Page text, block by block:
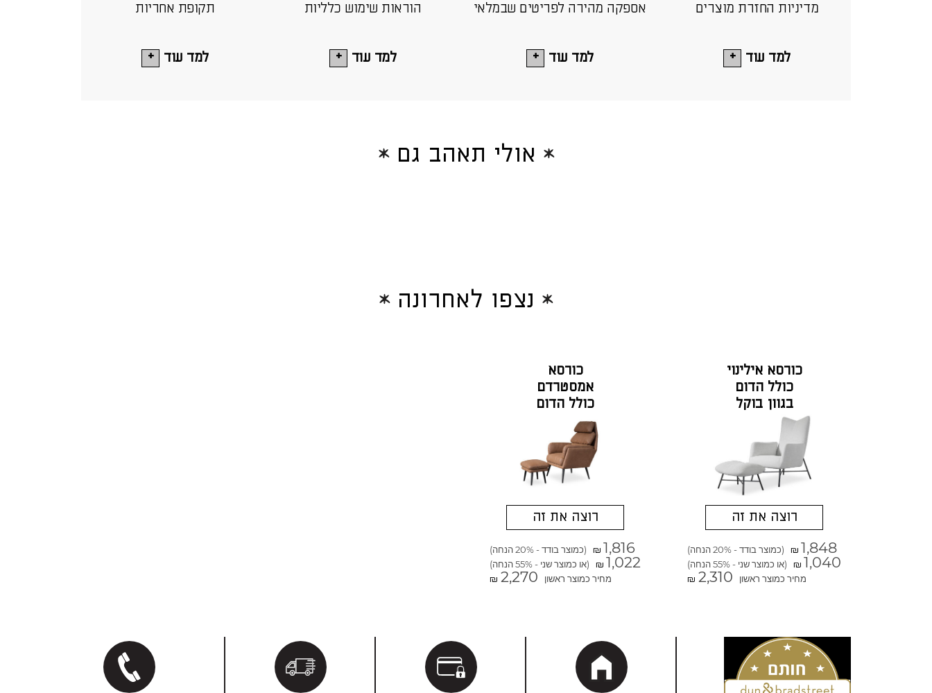
תקופת אחריות
למד עוד
הוראות שימוש כלליות
למד עוד
אספקה מהירה לפריטים שבמלאי
למד עוד
מדיניות החזרת מוצרים
למד עוד
אולי תאהב גם
נצפו לאחרונה
כורסא אילינוי
כולל הדום
בגוון בוקל
רוצה את זה
₪ 1,848 (כמוצר בודד - 20% הנחה)
₪ 1,040
(או כמוצר שני - 55% הנחה)
מחיר כמוצר ראשון
₪ 2,310
כורסא
אמסטרדם
כולל הדום
בגוון קנטקי
ברנדי
רוצה את זה
₪ 1,816 (כמוצר בודד - 20% הנחה)
₪ 1,022
(או כמוצר שני - 55% הנחה)
מחיר כמוצר ראשון
₪ 2,270